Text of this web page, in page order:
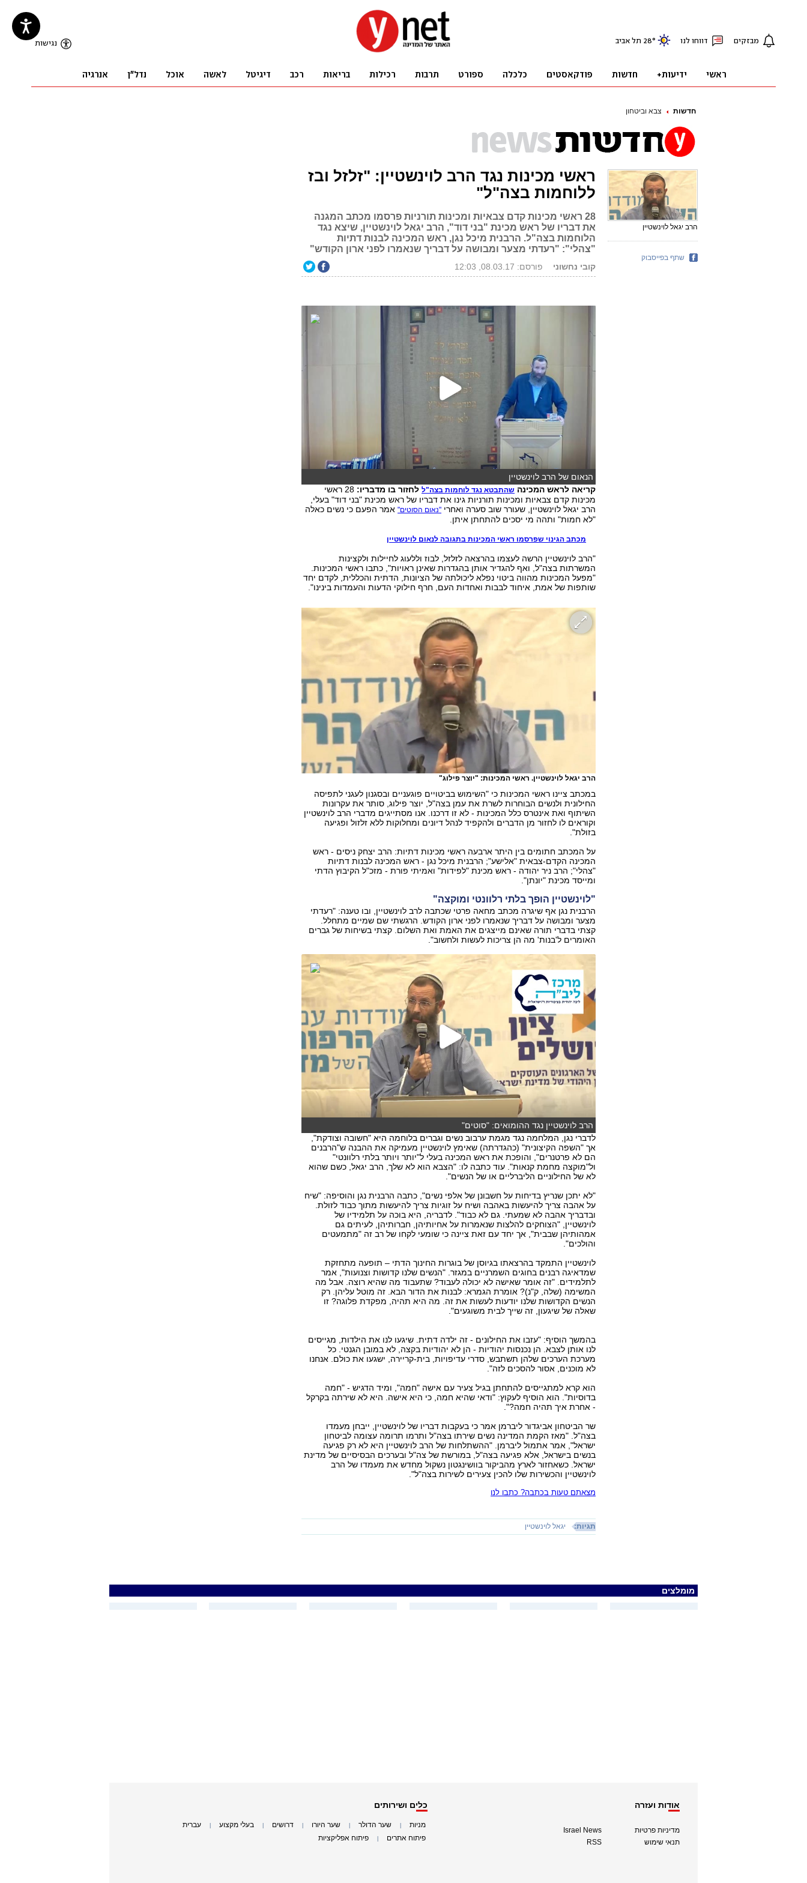
חדשות צבא וביטחון
ראשי מכינות נגד הרב לוינשטיין: "זלזל ובז
ללוחמות בצה"ל"
28 ראשי מכינות קדם צבאיות ומכינות תורניות פרסמו מכתב המגנה
את דבריו של ראש מכינת "בני דוד", הרב יגאל לוינשטיין, שיצא נגד
הלוחמות בצה"ל. הרבנית מיכל נגן, ראש המכינה לבנות דתיות
"צהלי": "רעדתי מצער ומבושה על דבריך שנאמרו לפני ארון הקודש"
קובי נחשוני פורסם: 08.03.17, 12:03
הנאום של הרב לוינשטיין
קריאה לראש המכינה שהתבטא נגד לוחמות בצה"ללחזור בו מדבריו:
28 ראשי
מכינות קדם צבאיות ומכינות תורניות גינו את דבריו של ראש מכינת "בני דוד" בעלי,
הרב יגאל לוינשטיין, שעורר שוב סערה ואחרי "נאום הסוטים"אמר הפעם כי נשים כאלה
"לא חמות" ותהה מי יסכים להתחתן איתן.
מכתב הגינוי שפרסמו ראשי המכינות בתגובה לנאום לוינשטיין
"הרב לוינשטיין הרשה לעצמו בהרצאה לזלזל, לבוז וללעוג לחיילות ולקצינות
המשרתות בצה"ל, ואף להגדיר אותן בהגדרות שאינן ראויות", כתבו ראשי המכינות.
"מפעל המכינות מהווה ביטוי נפלא ליכולתה של הציונות, הדתית והכללית, לקדם יחד
שותפות של אמת, איחוד לבבות ואחדות העם, חרף חילוקי הדעות והעמדות בינינו".
הרב יגאל לוינשטיין. ראשי המכינות: "יוצר פילוג"
במכתב ציינו ראשי המכינות כי "השימוש בביטויים פוגעניים ובסגנון לעגני לתפיסה
החילונית ולנשים הבוחרות לשרת את עמן בצה"ל, יוצר פילוג, סותר את עקרונות
השיתוף ואת אינטרס כלל המכינות - לא זו דרכנו. אנו מסתייגים מדברי הרב לוינשטיין
וקוראים לו לחזור מן הדברים ולהקפיד לנהל דיונים ומחלוקות ללא זלזול ופגיעה
בזולת".
על המכתב חתומים בין היתר ארבעה ראשי מכינות דתיות: הרב יצחק ניסים - ראש
המכינה הקדם-צבאית "אלישע"; הרבנית מיכל נגן - ראש המכינה לבנות דתיות
"צהלי"; הרב ניר יהודה - ראש מכינת "לפידות" ואמיתי פורת - מזכ"ל הקיבוץ הדתי
ומייסד מכינת "יונתן".
"לוינשטיין הופך בלתי רלוונטי ומוקצה"
הרבנית נגן אף שיגרה מכתב מחאה פרטי שכתבה לרב לוינשטיין, ובו טענה: "רעדתי
מצער ומבושה על דבריך שנאמרו לפני ארון הקודש. הרגשתי שם שמיים מתחלל.
קצתי בדברי תורה שאינם מייצגים את האמת ואת השלום. קצתי בשיחות של גברים
האומרים ל'בנות' מה הן צריכות לעשות ולחשוב".
הרב לוינשטיין נגד ההומואים: "סוטים"
לדברי נגן, המלחמה נגד מגמת ערבוב נשים וגברים בלוחמה היא "חשובה וצודקת",
אך "השפה הקיצונית" (כהגדרתה) שאימץ לוינשטיין מעמיקה את ההבנה ש"הרבנים
הם לא פרטנרים", והופכת את ראש המכינה בעלי ל"יותר ויותר בלתי רלוונטי"
ול"מוקצה מחמת קנאות". עוד כתבה לו: "הצבא הוא לא שלך, הרב יגאל, כשם שהוא
לא של החילוניים הליברליים או של הנשים".
"לא יתכן שנריץ בדיחות על חשבונן של אלפי נשים", כתבה הרבנית נגן והוסיפה: "שיח
על אהבה צריך להיעשות באהבה ושיח על זוגיות צריך להיעשות מתוך כבוד לזולת.
ובדבריך אהבה לא שמעתי. גם לא כבוד". לדבריה, היא בוכה על תלמידיו של
לוינשטיין, "הצוחקים להלצות שנאמרות על אחיותיהן, חברותיהן, לעיתים גם
אמהותיהן שבבית", אך יחד עם זאת ציינה כי שומעי לקחו של רב זה "מתמעטים
והולכים".
לוינשטיין התמקד בהרצאתו בגיוסן של בוגרות החינוך הדתי – תופעה מתחזקת
שמדאיגה רבנים בחוגים השמרניים במגזר. "הנשים שלנו קדושות וצנועות", אמר
לתלמידים. "זה אומר שאישה לא יכולה לעבוד? שתעבוד מה שהיא רוצה. אבל מה
המשימה (שלה, ק"נ)? אומרת הגמרא: לבנות את הדור הבא. זה מוטל עליהן. רק
הנשים הקדושות שלנו יודעות לעשות את זה. מה היא תהיה, מפקדת פלוגה? זו
שאלה של שיגעון, זה שייך לבית משוגעים".
בהמשך הוסיף: "עזבו את החילונים - זה ילדה דתית. שיגעו לנו את הילדות, מגייסים
לנו אותן לצבא. הן נכנסות יהודיות - הן לא יהודיות בקצה, לא במובן הגנטי. כל
מערכת הערכים שלהן תשתבש, סדרי עדיפויות, בית-קריירה, ישגעו את כולם. אנחנו
לא מוכנים, אסור להסכים לזה".
הוא קרא למתגייסים להתחתן בגיל צעיר עם אישה "חמה", ומיד הדגיש - "חמה
בדוסיות". הוא הוסיף לעקוץ: "ודאי שהיא חמה, כי היא אישה. היא לא שירתה בקרקל
- אחרת איך תהיה חמה?".
שר הביטחון אביגדור ליברמן אמר כי בעקבות דבריו של לוינשטיין, ייבחן מעמדו
בצה"ל. "מאז הקמת המדינה נשים שירתו בצה"ל ותרמו תרומה עצומה לביטחון
ישראל", אמר אתמול ליברמן. "ההשתלחות של הרב לוינשטיין היא לא רק פגיעה
בנשים בישראל, אלא פגיעה בצה"ל, במורשת של צה"ל ובערכים הבסיסיים של מדינת
ישראל. כשאחזור לארץ מהביקור בוושינגטון נשקול מחדש את מעמדו של הרב
לוינשטיין והכשירות שלו להכין צעירים לשירות בצה"ל".
מצאתם טעות בכתבה? כתבו לנו
תגיות: יגאל לוינשטיין
הרב יגאל לוינשטיין
שתף בפייסבוק
מומלצים
אודות ועזרה
מדיניות פרטיות
תנאי שימוש
Israel News
RSS
כלים ושירותים
מניות שער הדולר שער היורו דרושים בעלי מקצוע עברית
פיתוח אתרים פיתוח אפליקציות